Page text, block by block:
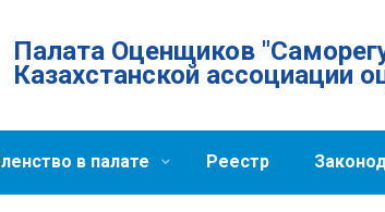
Палата Оценщиков
Казахстанской ассоциации
в палате Реестр